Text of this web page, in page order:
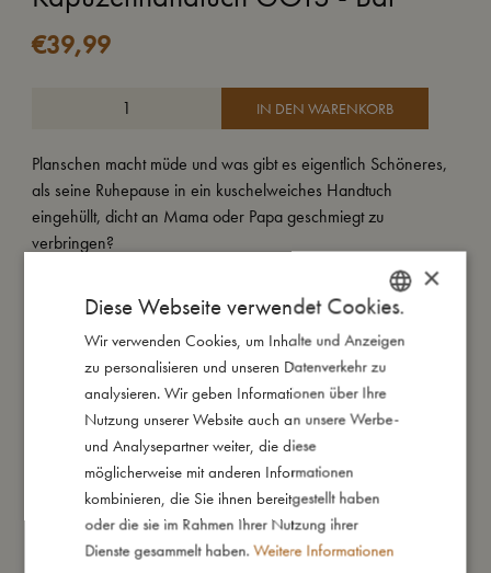
€39,99
IN DEN WARENKORB
Planschen macht müde und was gibt es eigentlich Schöneres,
als seine Ruhepause in ein kuschelweiches Handtuch
eingehüllt, dicht an Mama oder Papa geschmiegt zu
verbringen?
Unsere Badetücher mit niedlichen Ohren und Tiergesichtern
sind perfekt für kleine Tierfreunde und aus flauschiger
Biobaumwolle gemacht.
Passend zum Handtuch gibt es einen lustigen
Waschhandschuh im Bärendesign. So macht Baden einen
Bären-Spaß!
Meine besondere Merkmale:
- Hergestellt aus 100% Bio-Baumwolle.
- GOTS organic zertifiziert von CERES-0300.
DANISH
ENGLISH
GERMAN
×
Diese Webseite verwendet Cookies.
Wir verwenden Cookies, um Inhalte und Anzeigen
zu personalisieren und unseren Datenverkehr zu
analysieren. Wir geben Informationen über Ihre
Nutzung unserer Website auch an unsere Werbe-
und Analysepartner weiter, die diese
möglicherweise mit anderen Informationen
kombinieren, die Sie ihnen bereitgestellt haben
oder die sie im Rahmen Ihrer Nutzung ihrer
Dienste gesammelt haben. Weitere Informationen